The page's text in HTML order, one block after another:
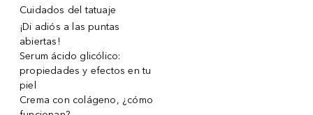
Cuidados del tatuaje
¡Di adiós a las puntas
abiertas!
Serum ácido glicólico:
propiedades y efectos en tu
piel
Crema con colágeno, ¿cómo